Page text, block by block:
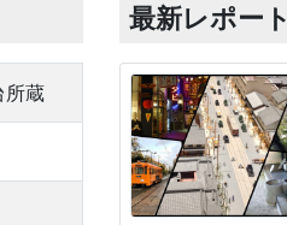
所蔵
最新レポート